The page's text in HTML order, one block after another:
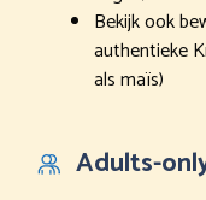
Bekijk ook
authentieke
als maïs)
Adults-